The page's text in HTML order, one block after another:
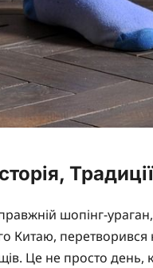
шопінг-
Китаю, перетворився
Це не просто